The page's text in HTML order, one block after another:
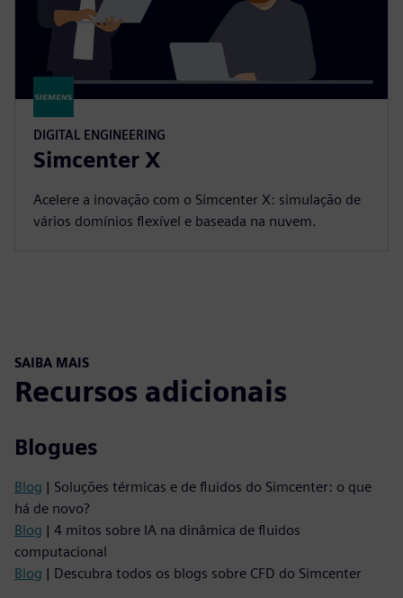
DIGITAL ENGINEERING
Simcenter X
Acelere a inovação com o Simcenter X: simulação de
vários domínios flexível e baseada na nuvem.
SAIBA MAIS
Recursos adicionais
Blogues
Blog | Soluções térmicas e de fluidos do Simcenter: o que
há de novo?
Blog | 4 mitos sobre IA na dinâmica de fluidos
computacional
Blog | Descubra todos os blogs sobre CFD do Simcenter